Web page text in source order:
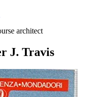
architect
J. Travis